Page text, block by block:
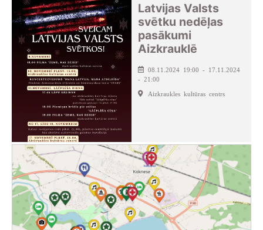
Latvijas Valsts
svētku nedēļas
pasākumi
Aizkrauklē
08.11.2024 19:00 - 17.11.2024
- 21:00
Aizkraukles kultūras centrs